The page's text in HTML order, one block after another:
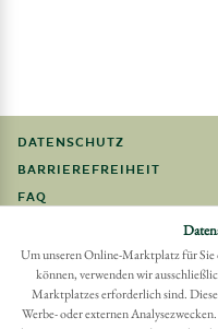
DATENSCHUTZ
BARRIEREFREIHEIT
FAQ
Möchten Sie eine Bestellung
Hier Widerruf mit wenigen Klicks
BESTELLUNG WIDERRUFEN
Um unseren Online-Marktplatz für Sie
können, verwenden wir
Marktplatzes erforderlich sind.
Werbe- oder externen